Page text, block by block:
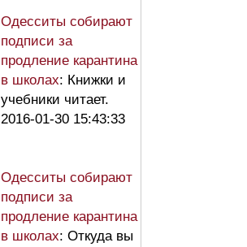
Одесситы собирают
подписи за
продление карантина
в школах: Книжки и
учебники читает.
2016-01-30 15:43:33
Одесситы собирают
подписи за
продление карантина
в школах: Откуда вы